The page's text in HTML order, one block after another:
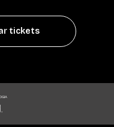
tickets